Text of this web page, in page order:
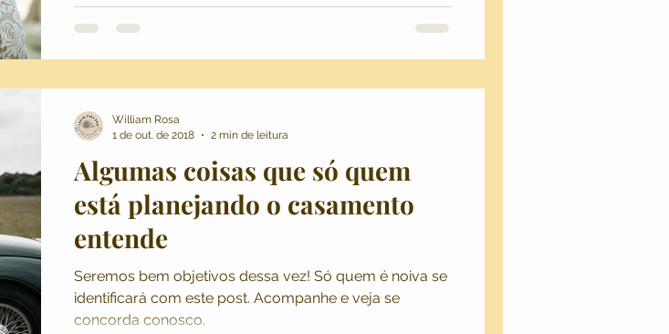
Algumas coisas que só quem
está planejando o casamento
entende
Seremos bem objetivos dessa vez! Só quem é noiva se
identificará com este post. Acompanhe e veja se
concorda conosco.
William Rosa
1 de out. de 2018
2 min de leitura